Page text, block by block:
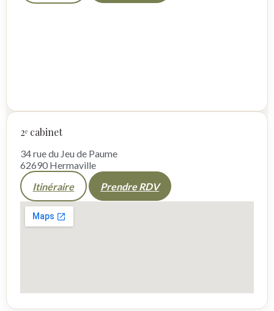
2ᵉ cabinet
34 rue du Jeu de Paume
62690 Hermaville
Itinéraire
Prendre RDV